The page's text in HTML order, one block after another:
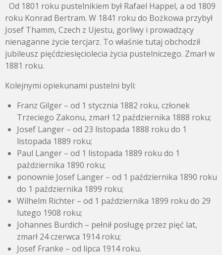
Od 1801 roku pustelnikiem był Rafael Happel, a od 1809
roku Konrad Bertram. W 1841 roku do Bożkowa przybył
Josef Thamm, Czech z Ujestu, gorliwy i prowadzący
nienaganne życie tercjarz. To właśnie tutaj obchodził
jubileusz pięćdziesięciolecia życia pustelniczego. Zmarł w
1881 roku.
Kolejnymi opiekunami pustelni byli:
Franz Gilger – od 1 stycznia 1882 roku, członek
Trzeciego Zakonu, zmarł 12 października 1888 roku;
Josef Langer – od 23 listopada 1888 roku do 1
listopada 1889 roku;
Paul Langer – od 1 listopada 1889 roku do 1
października 1890 roku;
ponownie Josef Langer – od 1 października 1890 roku
do 1 października 1899 roku;
Wilhelm Richter – od 1 października 1899 roku do 29
lutego 1908 roku;
Johannes Burdich – pełnił posługę przez pięć lat,
zmarł 24 czerwca 1914 roku;
Josef Franke – od lipca 1914 roku.